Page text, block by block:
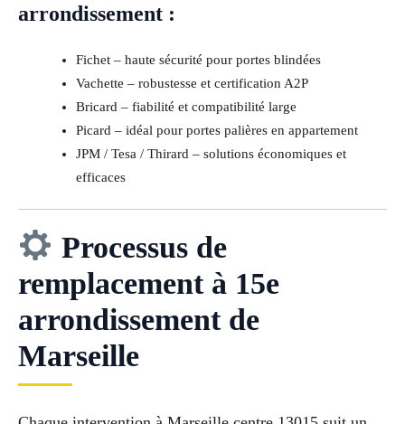
arrondissement :
Fichet – haute sécurité pour portes blindées
Vachette – robustesse et certification A2P
Bricard – fiabilité et compatibilité large
Picard – idéal pour portes palières en appartement
JPM / Tesa / Thirard – solutions économiques et
efficaces
Processus de
remplacement à 15e
arrondissement de
Marseille